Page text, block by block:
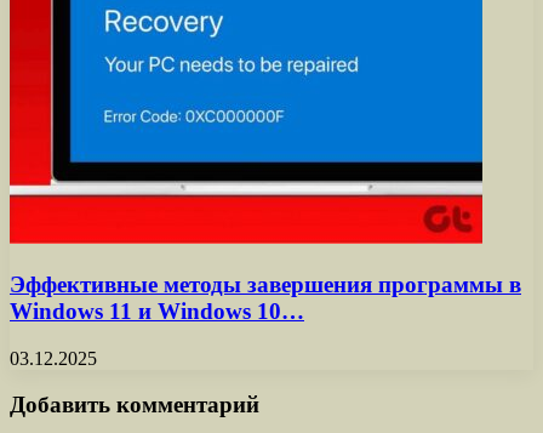
Эффективные методы завершения программы в
Windows 11 и Windows 10…
03.12.2025
Добавить комментарий